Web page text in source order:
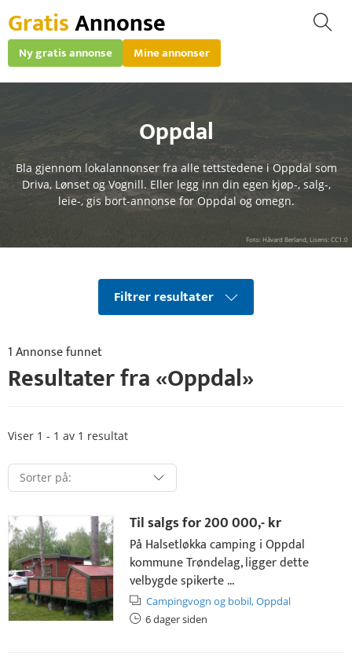
GratisAnnonse
Ny gratis annonse Mine annonser
Oppdal
Bla gjennom lokalannonser fra alle tettstedene i Oppdal som
Driva, Lønset og Vognill. Eller legg inn din egen kjøp-, salg-,
leie-, gis bort-annonse for Oppdal og omegn.
Foto: Håvard Berland, Lisens: CC1.0
Filtrer resultater
1 Annonse funnet
Resultater fra «Oppdal»
Viser 1 - 1 av 1 resultat
Til salgs for200 000,- kr
På Halsetløkka camping i Oppdal
kommune Trøndelag, ligger dette
velbygde spikerte ...
Campingvogn og bobil,Oppdal
6 dager siden